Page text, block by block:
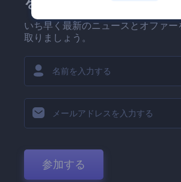
いち早く最新のニュースとオファー
取りましょう。
参加する